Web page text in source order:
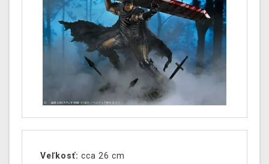
Veľkosť: cca 26 cm